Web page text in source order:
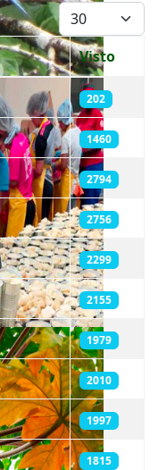
Cantidad a
Visto
202
1460
2794
2756
2299
2155
1979
2010
1997
1815